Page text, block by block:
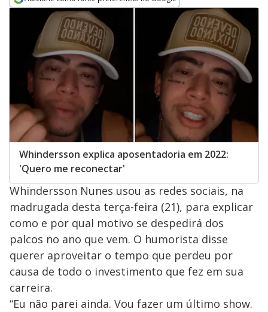
Opens in new window
Whindersson explica aposentadoria em 2022:
'Quero me reconectar'
Whindersson Nunes usou as redes sociais, na
madrugada desta terça-feira (21), para explicar
como e por qual motivo se despedirá dos
palcos no ano que vem. O humorista disse
querer aproveitar o tempo que perdeu por
causa de todo o investimento que fez em sua
carreira.
“Eu não parei ainda. Vou fazer um último show.